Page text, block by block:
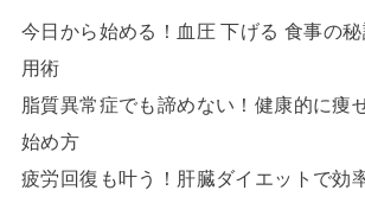
今日から始める！血圧 下げる 食事の
用術
脂質異常症でも諦めない！健康的に痩
始め方
疲労回復も叶う！肝臓ダイエットで効